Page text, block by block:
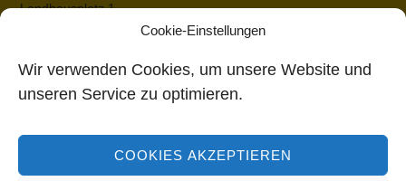
Cookie-Einstellungen
Wir verwenden Cookies, um unsere Website und
unseren Service zu optimieren.
COOKIES AKZEPTIEREN
Landhausplatz 1
Impressum
Rennbahnstraße 29